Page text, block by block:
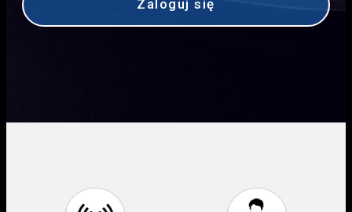
Zaloguj się